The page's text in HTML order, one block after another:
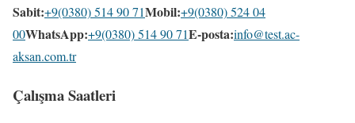
Sabit:+9(0380) 514 90 71Mobil:+9(0380) 524 04
00WhatsApp:+9(0380) 514 90 71E-posta:info@test.ac-
aksan.com.tr
Çalışma Saatleri